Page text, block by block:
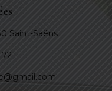
Saint-Saëns